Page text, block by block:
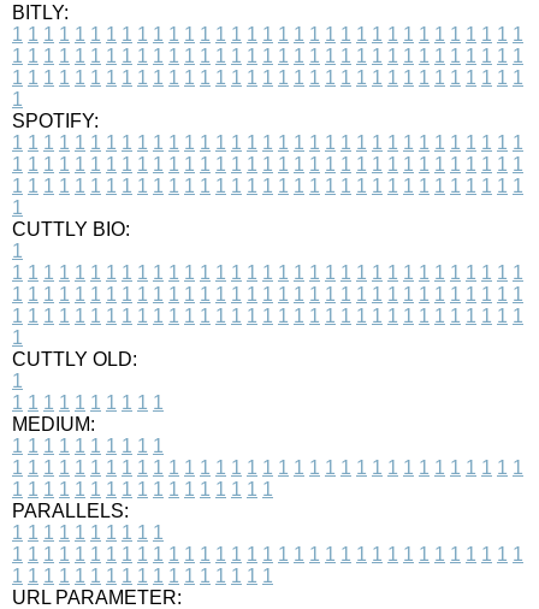
BITLY:
1 1 1 1 1 1 1 1 1 1 1 1 1 1 1 1 1 1 1 1 1 1 1 1 1 1 1 1 1 1 1 1 1
1 1 1 1 1 1 1 1 1 1 1 1 1 1 1 1 1 1 1 1 1 1 1 1 1 1 1 1 1 1 1 1 1
1 1 1 1 1 1 1 1 1 1 1 1 1 1 1 1 1 1 1 1 1 1 1 1 1 1 1 1 1 1 1 1 1
1
SPOTIFY:
1 1 1 1 1 1 1 1 1 1 1 1 1 1 1 1 1 1 1 1 1 1 1 1 1 1 1 1 1 1 1 1 1
1 1 1 1 1 1 1 1 1 1 1 1 1 1 1 1 1 1 1 1 1 1 1 1 1 1 1 1 1 1 1 1 1
1 1 1 1 1 1 1 1 1 1 1 1 1 1 1 1 1 1 1 1 1 1 1 1 1 1 1 1 1 1 1 1 1
1
CUTTLY BIO:
1
1 1 1 1 1 1 1 1 1 1 1 1 1 1 1 1 1 1 1 1 1 1 1 1 1 1 1 1 1 1 1 1 1
1 1 1 1 1 1 1 1 1 1 1 1 1 1 1 1 1 1 1 1 1 1 1 1 1 1 1 1 1 1 1 1 1
1 1 1 1 1 1 1 1 1 1 1 1 1 1 1 1 1 1 1 1 1 1 1 1 1 1 1 1 1 1 1 1 1
1
CUTTLY OLD:
1
1 1 1 1 1 1 1 1 1 1
MEDIUM:
1 1 1 1 1 1 1 1 1 1
1 1 1 1 1 1 1 1 1 1 1 1 1 1 1 1 1 1 1 1 1 1 1 1 1 1 1 1 1 1 1 1 1
1 1 1 1 1 1 1 1 1 1 1 1 1 1 1 1 1
PARALLELS:
1 1 1 1 1 1 1 1 1 1
1 1 1 1 1 1 1 1 1 1 1 1 1 1 1 1 1 1 1 1 1 1 1 1 1 1 1 1 1 1 1 1 1
1 1 1 1 1 1 1 1 1 1 1 1 1 1 1 1 1
URL PARAMETER: